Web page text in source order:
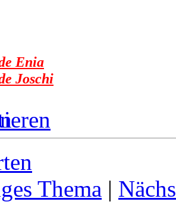
Enia
Joschi
Thema |